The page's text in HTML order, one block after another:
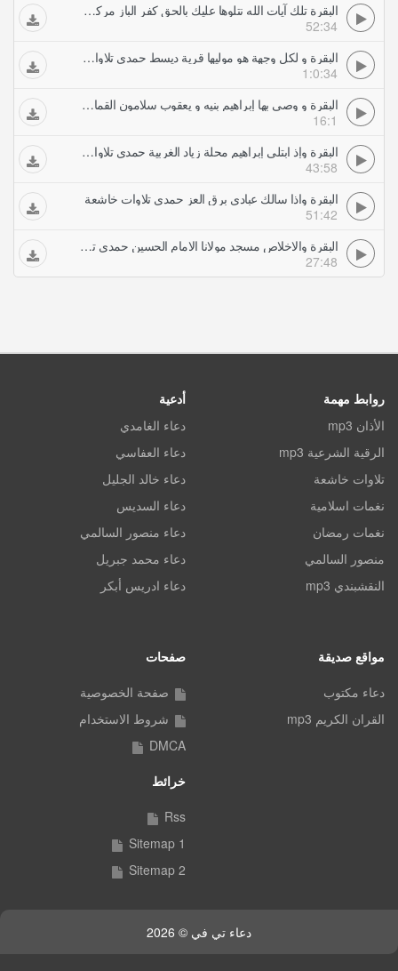
البقرة تلك آيات الله نتلوها عليك بالحق كفر الباز مركز محلة دمنة حمدي تلاوات خاشعة
52:34
البقرة و لكل وجهة هو موليها قرية ديسط حمدي تلاوات خاشعة
1:0:34
البقرة و وصى بها إبراهيم بنيه و يعقوب سلامون القماش حمدي تلاوات خاشعة
16:1
البقرة وإذ ابتلى إبراهيم محلة زياد الغربية حمدي تلاوات خاشعة
43:58
البقرة واذا سالك عبادى برق العز حمدي تلاوات خاشعة
51:42
البقرة والاخلاص مسجد مولانا الامام الحسين حمدي تلاوات خاشعة
27:48
روابط مهمة
الأذان mp3
الرقية الشرعية mp3
تلاوات خاشعة
نغمات اسلامية
نغمات رمضان
منصور السالمي
النقشبندي mp3
أدعية
دعاء الغامدي
دعاء العفاسي
دعاء خالد الجليل
دعاء السديس
دعاء منصور السالمي
دعاء محمد جبريل
دعاء ادريس أبكر
مواقع صديقة
دعاء مكتوب
القران الكريم mp3
صفحات
صفحة الخصوصية
شروط الاستخدام
DMCA
خرائط
Rss
Sitemap 1
Sitemap 2
دعاء تي في © 2026